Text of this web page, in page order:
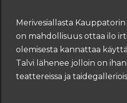
Merivesiallasta
on mahdollisuus ottaa ilo
olemisesta kannattaa
Talvi lähenee jolloin on
teattereissa ja